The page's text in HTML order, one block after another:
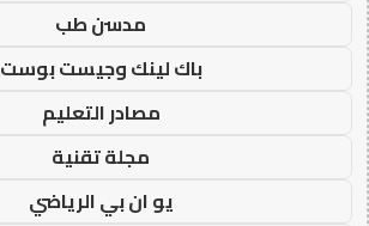
مدسن طب
باك لينك وجيست بوست
مصادر التعليم
مجلة تقنية
يو ان بي الرياضي